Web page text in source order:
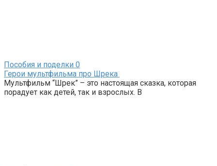
Пособия и поделки 0
Герои мультфильма про Шрека
Мультфильм “Шрек” – это настоящая сказка, которая
порадует как детей, так и взрослых. В